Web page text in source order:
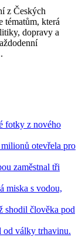
z Českých
tématům, která
dopravy a
fotky z nového
otevřela pro
zaměstnal tři
miska s vodou,
shodil člověka pod
od války trhavinu.